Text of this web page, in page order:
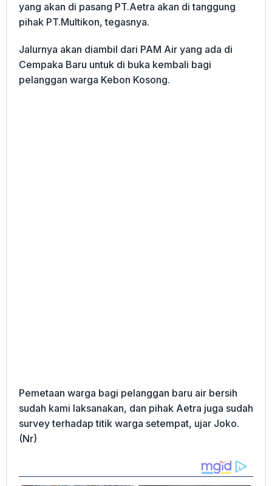
yang akan di pasang PT.Aetra akan di tanggung
pihak PT.Multikon, tegasnya.
Jalurnya akan diambil dari PAM Air yang ada di
Cempaka Baru untuk di buka kembali bagi
pelanggan warga Kebon Kosong.
Pemetaan warga bagi pelanggan baru air bersih
sudah kami laksanakan, dan pihak Aetra juga sudah
survey terhadap titik warga setempat, ujar Joko.
(Nr)